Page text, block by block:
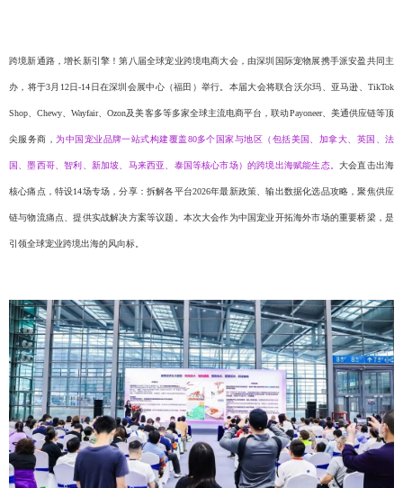
跨境新通路，增长新引擎！第八届全球宠业跨境电商大会，由深圳国际宠物展携手派安盈共同主
办，将于3月12日-14日在深圳会展中心（福田）举行。本届大会将联合沃尔玛、亚马逊、TikTok
Shop、Chewy、Wayfair、Ozon及美客多等多家全球主流电商平台，联动Payoneer、美通供应链等顶
尖服务商， 为中国宠业品牌一站式构建覆盖80多个国家与地区（包括美国、加拿大、英国、法
国、墨西哥、智利、新加坡、马来西亚、泰国等核心市场）的跨境出海赋能生态。大会直击出海
核心痛点，特设14场专场，分享：拆解各平台2026年最新政策、输出数据化选品攻略，聚焦供应
链与物流痛点、提供实战解决方案等议题。本次大会作为中国宠业开拓海外市场的重要桥梁，是
引领全球宠业跨境出海的风向标。